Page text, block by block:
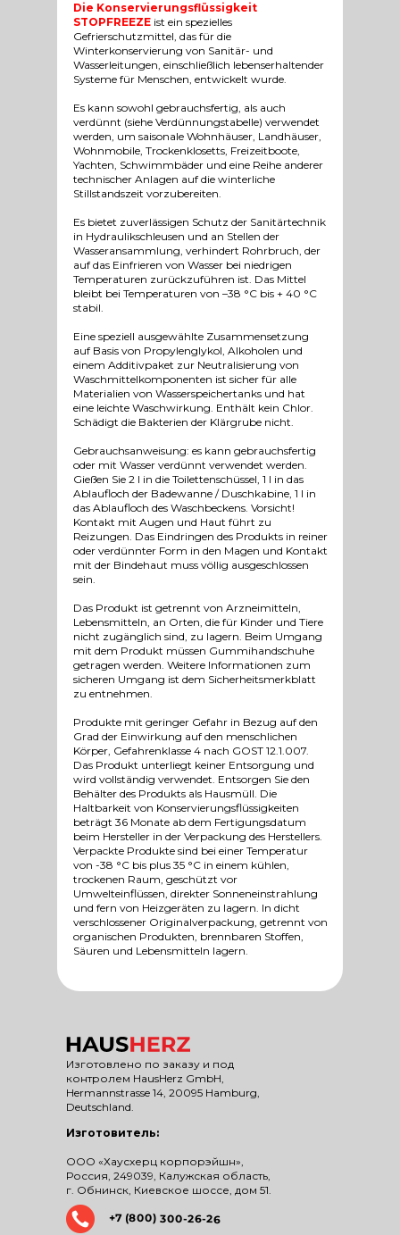
Die Konservierungsflüssigkeit
STOPFREEZE ist ein spezielles
Gefrierschutzmittel, das für die
Winterkonservierung von Sanitär- und
Wasserleitungen, einschließlich lebenserhaltender
Systeme für Menschen, entwickelt wurde.
Es kann sowohl gebrauchsfertig, als auch
verdünnt (siehe Verdünnungstabelle) verwendet
werden, um saisonale Wohnhäuser, Landhäuser,
Wohnmobile, Trockenklosetts, Freizeitboote,
Yachten, Schwimmbäder und eine Reihe anderer
technischer Anlagen auf die winterliche
Stillstandszeit vorzubereiten.
Es bietet zuverlässigen Schutz der Sanitärtechnik
in Hydraulikschleusen und an Stellen der
Wasseransammlung, verhindert Rohrbruch, der
auf das Einfrieren von Wasser bei niedrigen
Temperaturen zurückzuführen ist. Das Mittel
bleibt bei Temperaturen von –38 °C bis + 40 °C
stabil.
Eine speziell ausgewählte Zusammensetzung
auf Basis von Propylenglykol, Alkoholen und
einem Additivpaket zur Neutralisierung von
Waschmittelkomponenten ist sicher für alle
Materialien von Wasserspeichertanks und hat
eine leichte Waschwirkung. Enthält kein Chlor.
Schädigt die Bakterien der Klärgrube nicht.
Gebrauchsanweisung: es kann gebrauchsfertig
oder mit Wasser verdünnt verwendet werden.
Gießen Sie 2 l in die Toilettenschüssel, 1 l in das
Ablaufloch der Badewanne / Duschkabine, 1 l in
das Ablaufloch des Waschbeckens. Vorsicht!
Kontakt mit Augen und Haut führt zu
Reizungen. Das Eindringen des Produkts in reiner
oder verdünnter Form in den Magen und Kontakt
mit der Bindehaut muss völlig ausgeschlossen
sein.
Das Produkt ist getrennt von Arzneimitteln,
Lebensmitteln, an Orten, die für Kinder und Tiere
nicht zugänglich sind, zu lagern. Beim Umgang
mit dem Produkt müssen Gummihandschuhe
getragen werden. Weitere Informationen zum
sicheren Umgang ist dem Sicherheitsmerkblatt
zu entnehmen.
Produkte mit geringer Gefahr in Bezug auf den
Grad der Einwirkung auf den menschlichen
Körper, Gefahrenklasse 4 nach GOST 12.1.007.
Das Produkt unterliegt keiner Entsorgung und
wird vollständig verwendet. Entsorgen Sie den
Behälter des Produkts als Hausmüll. Die
Haltbarkeit von Konservierungsflüssigkeiten
beträgt 36 Monate ab dem Fertigungsdatum
beim Hersteller in der Verpackung des Herstellers.
Verpackte Produkte sind bei einer Temperatur
von -38 °C bis plus 35 °C in einem kühlen,
trockenen Raum, geschützt vor
Umwelteinflüssen, direkter Sonneneinstrahlung
und fern von Heizgeräten zu lagern. In dicht
verschlossener Originalverpackung, getrennt von
organischen Produkten, brennbaren Stoffen,
Säuren und Lebensmitteln lagern.
Изготовлено по заказу и под
контролем HausHerz GmbH,
Hermannstrasse 14, 20095 Hamburg,
Deutschland.
+7 (800) 300-26-26
Изготовитель:
ООО «Хаусхерц корпорэйшн»,
Россия, 249039, Калужская область,
г. Обнинск, Киевское шоссе, дом 51.